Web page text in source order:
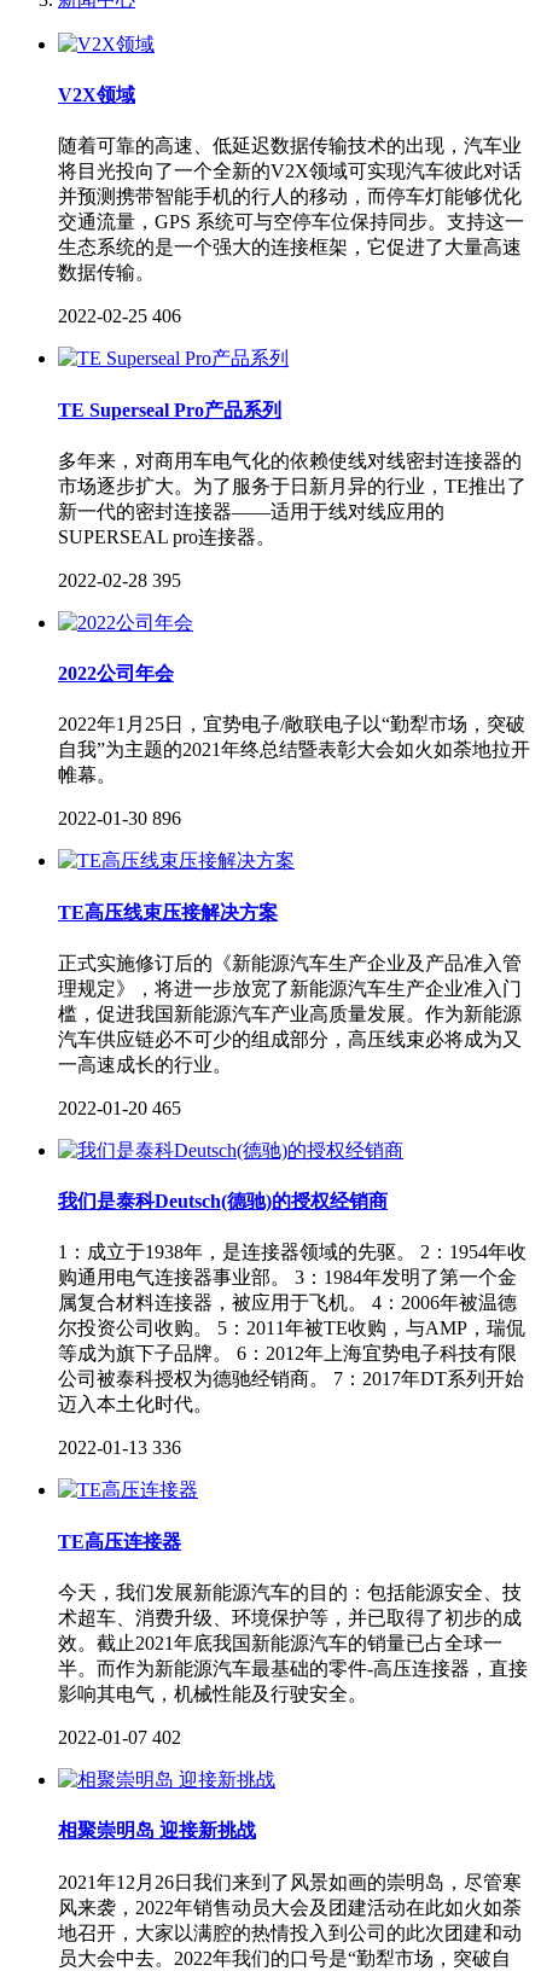
V2X领域
随着可靠的高速、低延迟数据传输技术的出现，汽车业
将目光投向了一个全新的V2X领域可实现汽车彼此对话
并预测携带智能手机的行人的移动，而停车灯能够优化
交通流量，GPS 系统可与空停车位保持同步。支持这一
生态系统的是一个强大的连接框架，它促进了大量高速
数据传输。
2022-02-25 406
TE Superseal Pro产品系列
多年来，对商用车电气化的依赖使线对线密封连接器的
市场逐步扩大。为了服务于日新月异的行业，TE推出了
新一代的密封连接器——适用于线对线应用的
SUPERSEAL pro连接器。
2022-02-28 395
2022公司年会
2022年1月25日，宜势电子/敞联电子以“勤犁市场，突破
自我”为主题的2021年终总结暨表彰大会如火如荼地拉开
帷幕。
2022-01-30 896
TE高压线束压接解决方案
正式实施修订后的《新能源汽车生产企业及产品准入管
理规定》，将进一步放宽了新能源汽车生产企业准入门
槛，促进我国新能源汽车产业高质量发展。作为新能源
汽车供应链必不可少的组成部分，高压线束必将成为又
一高速成长的行业。
2022-01-20 465
我们是泰科Deutsch(德驰)的授权经销商
1：成立于1938年，是连接器领域的先驱。 2：1954年收
购通用电气连接器事业部。 3：1984年发明了第一个金
属复合材料连接器，被应用于飞机。 4：2006年被温德
尔投资公司收购。 5：2011年被TE收购，与AMP，瑞侃
等成为旗下子品牌。 6：2012年上海宜势电子科技有限
公司被泰科授权为德驰经销商。 7：2017年DT系列开始
迈入本土化时代。
2022-01-13 336
TE高压连接器
今天，我们发展新能源汽车的目的：包括能源安全、技
术超车、消费升级、环境保护等，并已取得了初步的成
效。截止2021年底我国新能源汽车的销量已占全球一
半。而作为新能源汽车最基础的零件-高压连接器，直接
影响其电气，机械性能及行驶安全。
2022-01-07 402
相聚崇明岛 迎接新挑战
2021年12月26日我们来到了风景如画的崇明岛，尽管寒
风来袭，2022年销售动员大会及团建活动在此如火如荼
地召开，大家以满腔的热情投入到公司的此次团建和动
员大会中去。2022年我们的口号是“勤犁市场，突破自